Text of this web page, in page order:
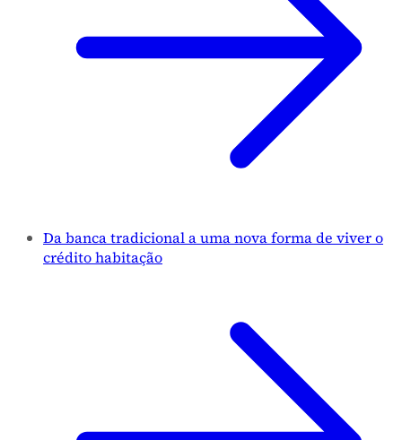
Da banca tradicional a uma nova forma de viver o
crédito habitação